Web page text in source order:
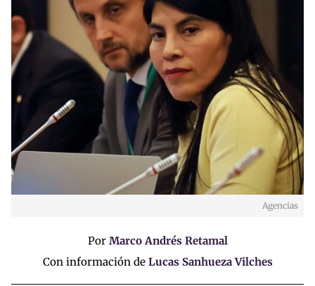
Agencias
Por Marco Andrés Retamal
Con información de Lucas Sanhueza Vilches